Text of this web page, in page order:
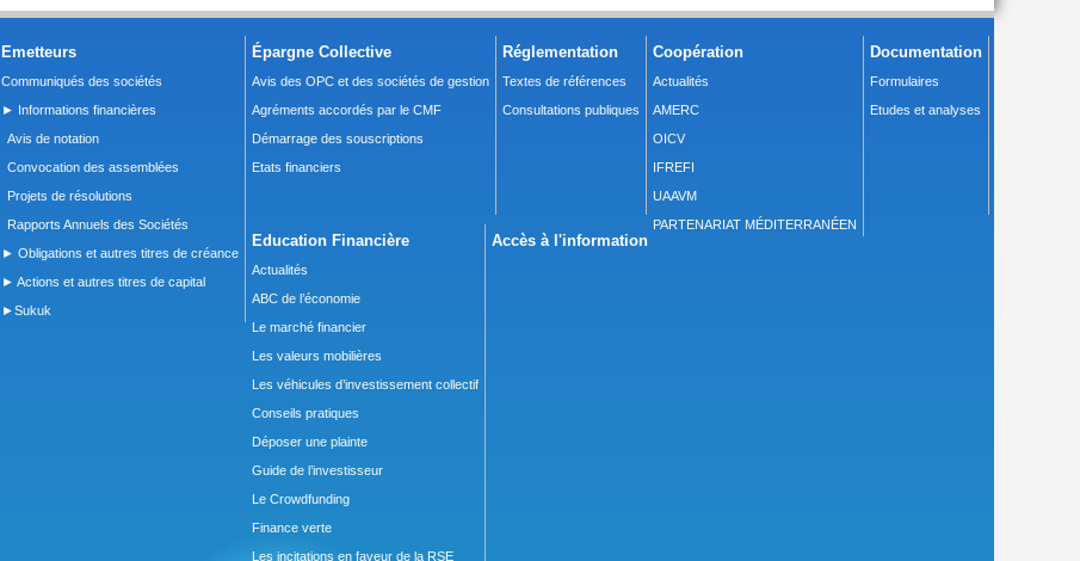
Emetteurs
Communiqués des sociétés
► Informations financières
Avis de notation
Convocation des assemblées
Projets de résolutions
Rapports Annuels des Sociétés
► Obligations et autres titres de créance
► Actions et autres titres de capital
►Sukuk
Épargne Collective
Avis des OPC et des sociétés de gestion
Agréments accordés par le CMF
Démarrage des souscriptions
Etats financiers
Réglementation
Textes de références
Consultations publiques
Coopération
Actualités
AMERC
OICV
IFREFI
UAAVM
PARTENARIAT MÉDITERRANÉEN
Documentation
Formulaires
Etudes et analyses
Education Financière
Actualités
ABC de l’économie
Le marché financier
Les valeurs mobilières
Les véhicules d’investissement collectif
Conseils pratiques
Déposer une plainte
Guide de l’investisseur
Le Crowdfunding
Finance verte
Les incitations en faveur de la RSE
Accès à l'information